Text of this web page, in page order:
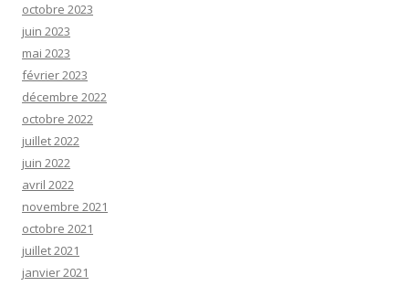
octobre 2023
juin 2023
mai 2023
février 2023
décembre 2022
octobre 2022
juillet 2022
juin 2022
avril 2022
novembre 2021
octobre 2021
juillet 2021
janvier 2021